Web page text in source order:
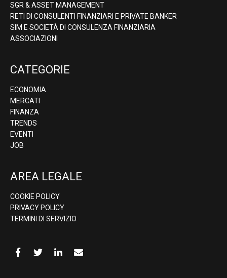
SGR & ASSET MANAGEMENT
RETI DI CONSULENTI FINANZIARI E PRIVATE BANKER
SIM E SOCIETÀ DI CONSULENZA FINANZIARIA
ASSOCIAZIONI
CATEGORIE
ECONOMIA
MERCATI
FINANZA
TRENDS
EVENTI
JOB
AREA LEGALE
COOKIE POLICY
PRIVACY POLICY
TERMINI DI SERVIZIO